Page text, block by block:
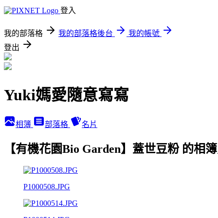
登入
我的部落格 我的部落格後台
我的帳號
登出
Yuki媽愛隨意寫寫
相簿 部落格 名片
【有機花園Bio Garden】蓋世豆粉 的相
P1000508.JPG